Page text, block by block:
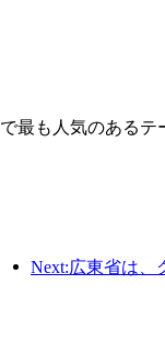
最も人気のあるテ